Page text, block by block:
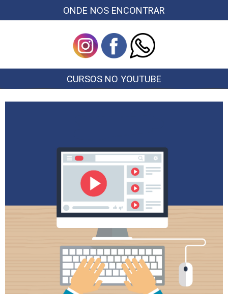
ONDE NOS ENCONTRAR
CURSOS NO YOUTUBE